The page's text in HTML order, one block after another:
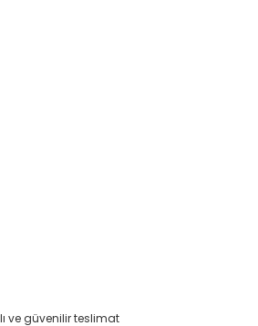
ve güvenilir teslimat